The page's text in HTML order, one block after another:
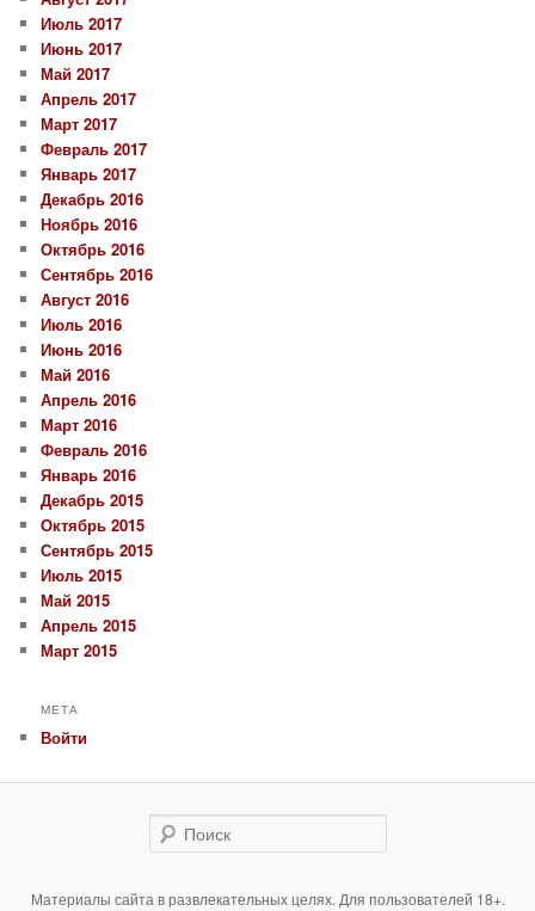
Июль 2017
Июнь 2017
Май 2017
Апрель 2017
Март 2017
Февраль 2017
Январь 2017
Декабрь 2016
Ноябрь 2016
Октябрь 2016
Сентябрь 2016
Август 2016
Июль 2016
Июнь 2016
Май 2016
Апрель 2016
Март 2016
Февраль 2016
Январь 2016
Декабрь 2015
Октябрь 2015
Сентябрь 2015
Июль 2015
Май 2015
Апрель 2015
Март 2015
МЕТА
Войти
Поиск
Материалы сайта в развлекательных целях. Для пользователей 18+.